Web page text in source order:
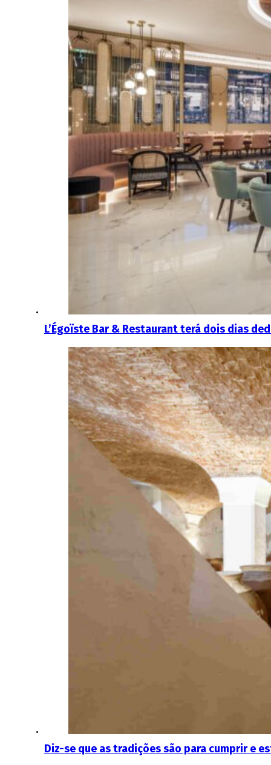
L’Égoïste Bar & Restaurant terá dois dias
Diz-se que as tradições são para cumprir e